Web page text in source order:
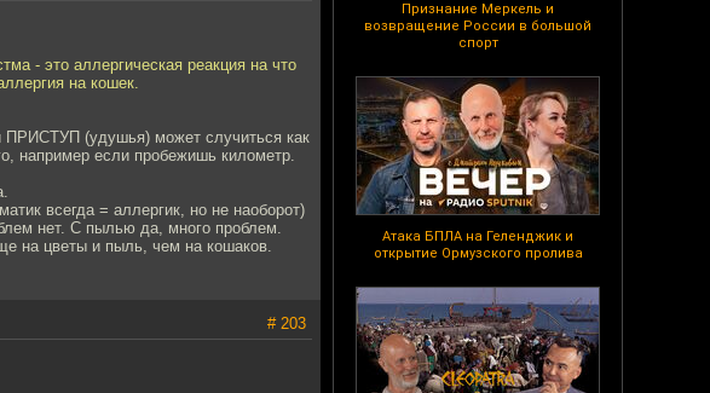
Признание Меркель и
возвращение России в большой
спорт
Атака БПЛА на Геленджик и
открытие Ормузского пролива
- это аллергическая реакция на что
на кошек.
ПРИСТУП (удушья) может случиться как
например если пробежишь километр.
всегда = аллергик, но не наоборот)
нет. С пылью да, много проблем.
на цветы и пыль, чем на кошаков.
# 203